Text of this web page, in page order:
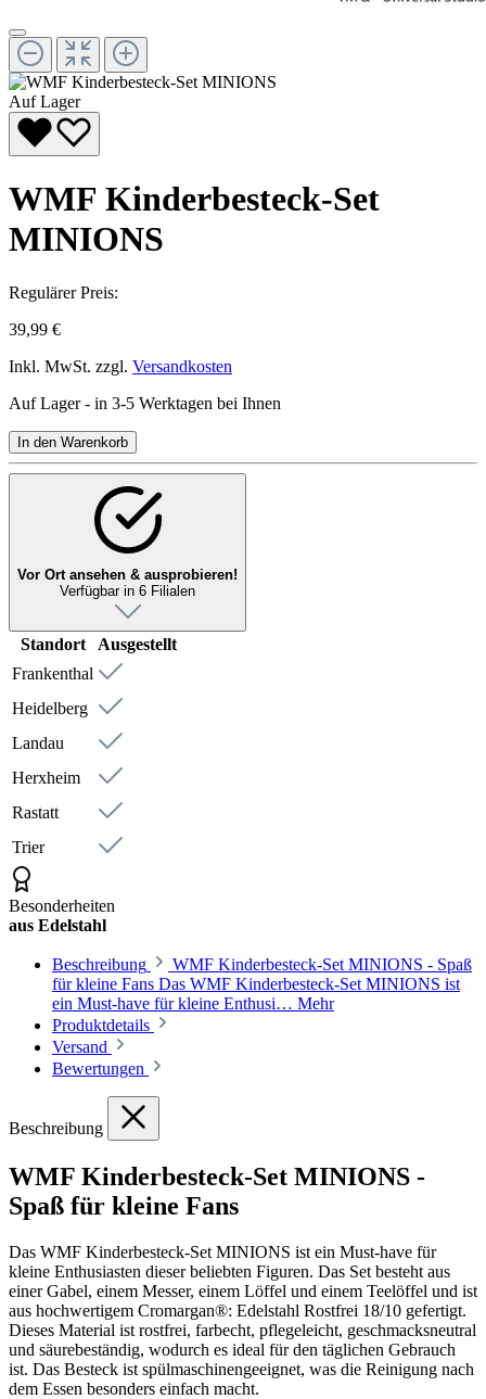
Auf Lager
WMF Kinderbesteck-Set
MINIONS
Regulärer Preis:
39,99 €
Inkl. MwSt. zzgl. Versandkosten
Auf Lager - in 3-5 Werktagen bei Ihnen
In den Warenkorb
Vor Ort ansehen & ausprobieren!
Verfügbar in 6 Filialen
Standort
Ausgestellt
Frankenthal
Heidelberg
Landau
Herxheim
Rastatt
Trier
Besonderheiten
aus Edelstahl
Beschreibung
WMF Kinderbesteck-Set MINIONS - Spaß
für kleine Fans Das WMF Kinderbesteck-Set MINIONS ist
ein Must-have für kleine Enthusi… Mehr
Produktdetails
Versand
Bewertungen
Beschreibung
WMF Kinderbesteck-Set MINIONS -
Spaß für kleine Fans
Das WMF Kinderbesteck-Set MINIONS ist ein Must-have für
kleine Enthusiasten dieser beliebten Figuren. Das Set besteht aus
einer Gabel, einem Messer, einem Löffel und einem Teelöffel und ist
aus hochwertigem Cromargan®: Edelstahl Rostfrei 18/10 gefertigt.
Dieses Material ist rostfrei, farbecht, pflegeleicht, geschmacksneutral
und säurebeständig, wodurch es ideal für den täglichen Gebrauch
ist. Das Besteck ist spülmaschinengeeignet, was die Reinigung nach
dem Essen besonders einfach macht.